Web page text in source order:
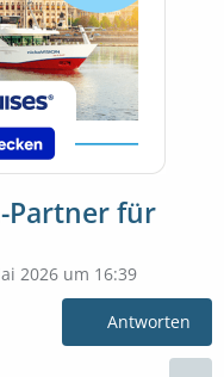
Partner für
2026 um 16:39
Antworten